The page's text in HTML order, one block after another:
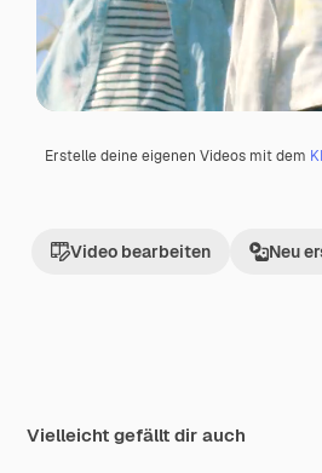
Erstelle deine eigenen Videos mit dem
Video bearbeiten Neu
Vielleicht gefällt dir auch